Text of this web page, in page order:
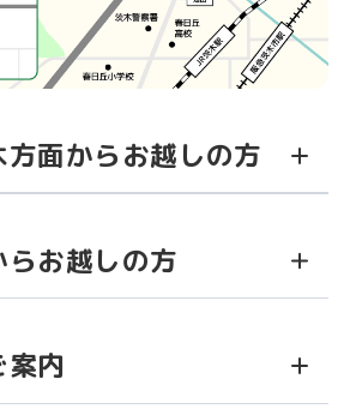
面からお越しの方
お越しの方
内